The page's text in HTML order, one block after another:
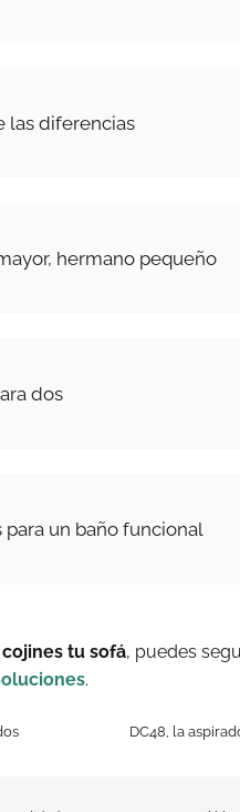
las diferencias
hermano pequeño
dos
para un baño funcional
tu sofá, puedes
.
DC48, la